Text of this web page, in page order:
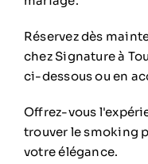
Réservez dès
chez Signature à
ci-dessous ou en
Offrez-vous
trouver le smoking
votre élégance.